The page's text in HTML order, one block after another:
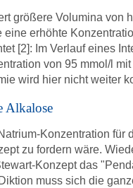
größere Volumina von
eine erhöhte
[2]: Im Verlauf eines
von 95 mmol/l
wird hier nicht weiter
Alkalose
Konzentration
zu fordern wäre.
Konzept das
muss sich die